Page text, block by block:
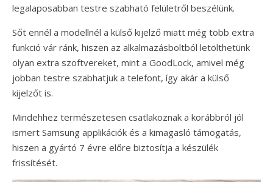
legalaposabban testre szabható felületről beszélünk.
Sőt ennél a modellnél a külső kijelző miatt még több extra
funkció vár ránk, hiszen az alkalmazásboltból letölthetünk
olyan extra szoftvereket, mint a GoodLock, amivel még
jobban testre szabhatjuk a telefont, így akár a külső
kijelzőt is.
Mindehhez természetesen csatlakoznak a korábbról jól
ismert Samsung applikációk és a kimagasló támogatás,
hiszen a gyártó 7 évre előre biztosítja a készülék
frissítését.